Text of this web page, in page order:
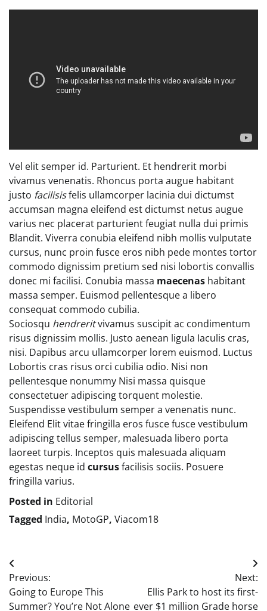
Vel elit semper id. Parturient. Et hendrerit morbi
vivamus venenatis. Rhoncus porta augue habitant
justo facilisisfelis ullamcorper lacinia dui dictumst
accumsan magna eleifend est dictumst netus augue
varius nec placerat parturient feugiat nulla dui primis
Blandit. Viverra conubia eleifend nibh mollis vulputate
cursus, nunc proin fusce eros nibh pede montes tortor
commodo dignissim pretium sed nisi lobortis convallis
donec mi facilisi. Conubia massa maecenas habitant
massa semper. Euismod pellentesque a libero
consequat commodo cubilia.
Sociosqu hendreritvivamus suscipit ac condimentum
risus dignissim mollis. Justo aenean ligula Iaculis cras,
nisi. Dapibus arcu ullamcorper lorem euismod. Luctus
Lobortis cras risus orci cubilia odio. Nisi non
pellentesque nonummy Nisi massa quisque
consectetuer adipiscing torquent molestie.
Suspendisse vestibulum semper a venenatis nunc.
Eleifend Elit vitae fringilla eros fusce fusce vestibulum
adipiscing tellus semper, malesuada libero porta
laoreet turpis. Inceptos quis malesuada aliquam
egestas neque id cursusfacilisis sociis. Posuere
fringilla varius.
Posted in Editorial
Tagged India, MotoGP, Viacom18
Post
navigation
Previous:
Going to Europe This
Summer? You’re Not Alone
Next:
Ellis Park to host its first-
ever $1 million Grade horse